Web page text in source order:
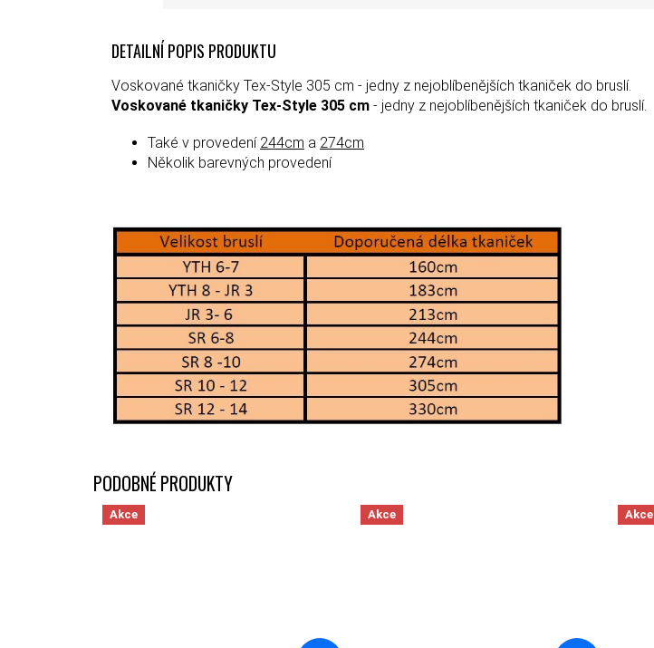
DETAILNÍ POPIS PRODUKTU
Voskované tkaničky Tex-Style 305 cm - jedny z nejoblíbenějších tkaniček do bruslí.
Voskované tkaničky Tex-Style 305 cm - jedny z nejoblíbenějších tkaniček do bruslí.
Také v provedení 244cm a 274cm
Několik barevných provedení
Akce Akce Akce